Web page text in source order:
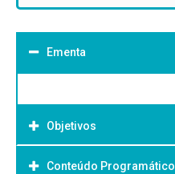
Ementa
Objetivos
Objetivo Geral:
Conteúdo Programático